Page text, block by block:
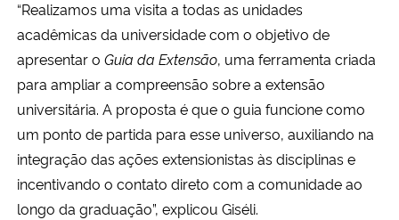
“Realizamos uma visita a todas as unidades
acadêmicas da universidade com o objetivo de
apresentar o Guia da Extensão, uma ferramenta criada
para ampliar a compreensão sobre a extensão
universitária. A proposta é que o guia funcione como
um ponto de partida para esse universo, auxiliando na
integração das ações extensionistas às disciplinas e
incentivando o contato direto com a comunidade ao
longo da graduação”, explicou Giséli.